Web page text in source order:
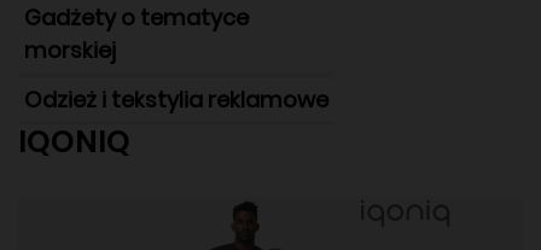
Gadżety o tematyce
morskiej
Odzież i tekstylia reklamowe
IQONIQ